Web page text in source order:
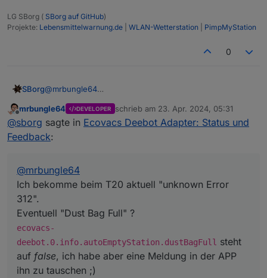
LG SBorg ( SBorg auf GitHub)
Projekte: Lebensmittelwarnung.de WLAN-Wetterstation PimpMyStation
0
SBorg@mrbungle64
Eventuell "Dust Bag Full" ?
ecovacs-
deebot.0.info.autoEmptyStation.dustBagFull
Mein Test ob es daran liegt wird noch 2-3 Tage dauern,
dann sollen die neuen Bags kommen (und ausleeren ist
ne staubige Angelegenheit...)
Offline
mrbungle64 DEVELOPER schrieb am 23. Apr. 2024, 05:31
zuletzt editiert von
@sborg sagte in Ecovacs Deebot Adapter: Status und
Feedback:
@mrbungle64
Ich bekomme beim T20 aktuell "unknown Error
312".
Eventuell "Dust Bag Full" ?
ecovacs-
deebot.0.info.autoEmptyStation.dustBagFull steht
auf false, ich habe aber eine Meldung in der APP
ihn zu tauschen ;)